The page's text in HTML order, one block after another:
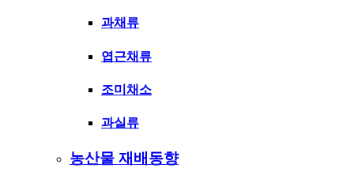
과채류
엽근채류
조미채소
과실류
농산물 재배동향